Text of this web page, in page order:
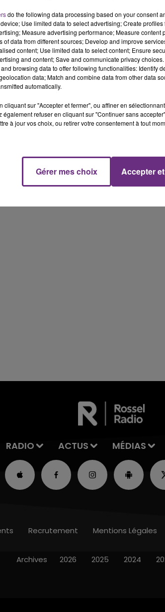
LE MAGASIN JOUÉCLUB DE
SES PORTES
C'était l'une des institutions du
rémois. Le magasin JouéClub
fermer ses portes.
10h00 - 14h00
RADIO ACTUS MÉDIAS
Recrutement Mentions Légales
Archives 2026 2025 2024
do the following data processing based on your consent
Use limited data to select advertising; Create
Measure advertising performance; Measure
of data from different sources; Develop and improve
content; Use limited data to select content; Ensure
and content; Save and communicate privacy
browsing data to offer following functionalities: Identify
data; Match and combine data from other data
automatically.
cliquant sur "Accepter et fermer", ou affiner en
également refuser en cliquant sur "Continuer sans
à jour vos choix, ou retirer votre consentement à tout
Gérer mes choix Accepter